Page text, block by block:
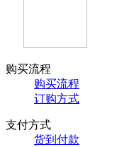
购买流程
购买流程
订购方式
支付方式
货到付款